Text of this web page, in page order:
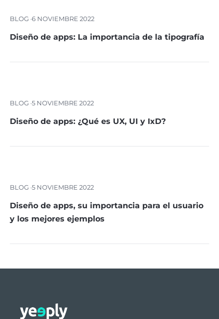
BLOG ·6 NOVIEMBRE 2022
Diseño de apps: La importancia de la tipografía
BLOG ·5 NOVIEMBRE 2022
Diseño de apps: ¿Qué es UX, UI y IxD?
BLOG ·5 NOVIEMBRE 2022
Diseño de apps, su importancia para el usuario
y los mejores ejemplos